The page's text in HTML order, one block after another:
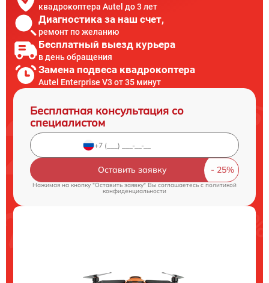
квадрокоптера Autel до 3 лет
Диагностика за наш счет,
ремонт по желанию
Бесплатный выезд курьера
в день обращения
Замена подвеса квадрокоптера
Autel Enterprise V3 от 35 минут
Бесплатная консультация со
специалистом
Оставить заявку
Нажимая на кнопку "Оставить заявку" Вы соглашаетесь c политикой
конфиденциальности